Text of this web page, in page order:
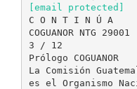
[email protected]